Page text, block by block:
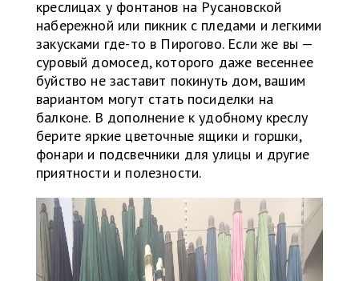
креслицах у фонтанов на Русановской
набережной или пикник с пледами и легкими
закусками где-то в Пирогово. Если же вы —
суровый домосед, которого даже весеннее
буйство не заставит покинуть дом, вашим
вариантом могут стать посиделки на
балконе. В дополнение к удобному креслу
берите яркие цветочные ящики и горшки,
фонари и подсвечники для улицы и другие
приятности и полезности.